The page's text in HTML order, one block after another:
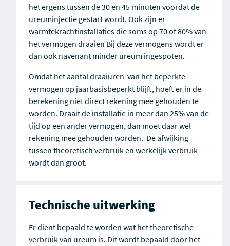
het ergens tussen de 30 en 45 minuten voordat de
ureuminjectie gestart wordt. Ook zijn er
warmtekrachtinstallaties die soms op 70 of 80% van
het vermogen draaien Bij deze vermogens wordt er
dan ook navenant minder ureum ingespoten.
Omdat het aantal draaiuren van het beperkte
vermogen op jaarbasisbeperkt blijft, hoeft er in de
berekening niet direct rekening mee gehouden te
worden. Draait de installatie in meer dan 25% van de
tijd op een ander vermogen, dan moet daar wel
rekening mee gehouden worden. De afwijking
tussen theoretisch verbruik en werkelijk verbruik
wordt dan groot.
Technische uitwerking
Er dient bepaald te worden wat het theoretische
verbruik van ureum is. Dit wordt bepaald door het